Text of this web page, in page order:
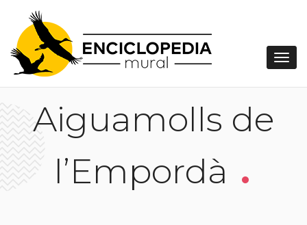
Aiguamolls de
l’Empordà .